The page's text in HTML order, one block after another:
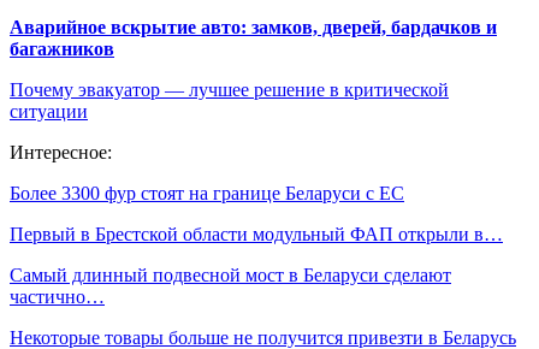
Аварийное вскрытие авто: замков, дверей, бардачков и
багажников
Почему эвакуатор — лучшее решение в критической
ситуации
Интересное:
Более 3300 фур стоят на границе Беларуси с ЕС
Первый в Брестской области модульный ФАП открыли в…
Самый длинный подвесной мост в Беларуси сделают
частично…
Некоторые товары больше не получится привезти в Беларусь